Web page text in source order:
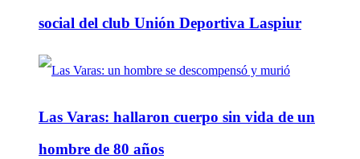
social del club Unión Deportiva Laspiur
Las Varas: hallaron cuerpo sin vida de un
hombre de 80 años